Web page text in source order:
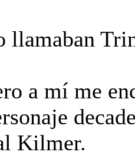
llamaban
a mí me
Kilmer.